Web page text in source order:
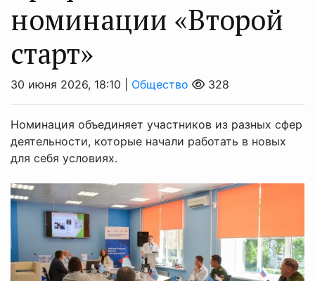
номинации «Второй
старт»
30 июня 2026, 18:10 | Общество 328
Номинация объединяет участников из разных сфер
деятельности, которые начали работать в новых
для себя условиях.